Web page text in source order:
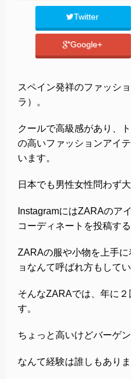
Twitter
Google+
スペイン発祥のファッシ
ラ）。
クールで高級感があり、
の高いファッションアイ
います。
日本でも男性女性問わず
InstagramにはZARAのア
コーディネートを投稿す
ZARAの服や小物を上手
ョなんて呼ばれ方もしてい
そんなZARAでは、年に
す。
ちょっと高いけどバーゲ
なんて経験は誰しもあり